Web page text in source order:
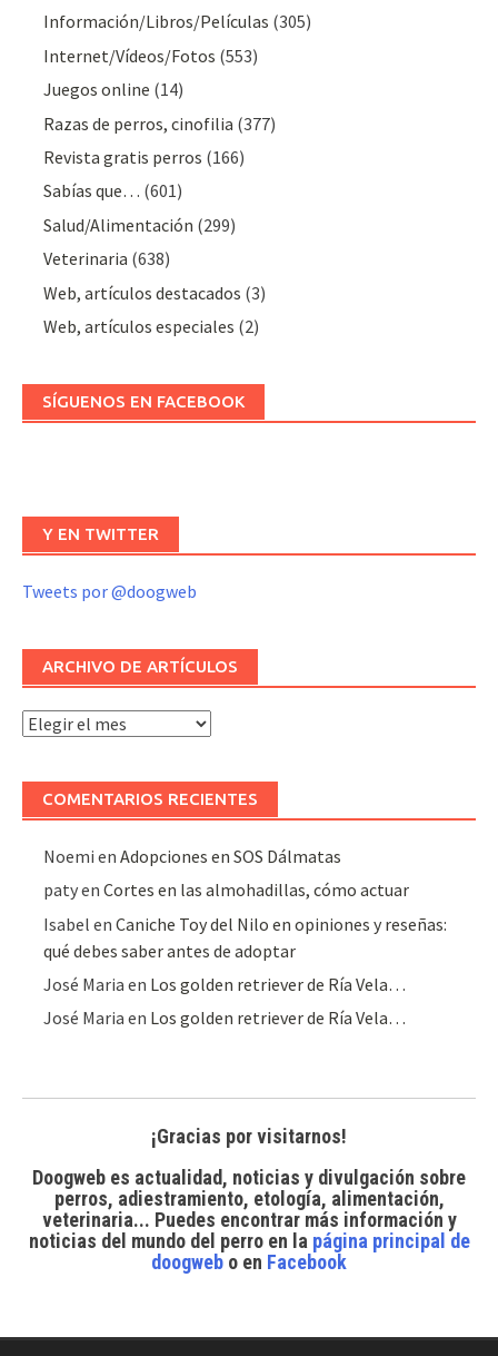
Información/Libros/Películas (305)
Internet/Vídeos/Fotos (553)
Juegos online (14)
Razas de perros, cinofilia (377)
Revista gratis perros (166)
Sabías que… (601)
Salud/Alimentación (299)
Veterinaria (638)
Web, artículos destacados (3)
Web, artículos especiales (2)
SÍGUENOS EN FACEBOOK
Y EN TWITTER
Tweets por @doogweb
ARCHIVO DE ARTÍCULOS
Archivo
COMENTARIOS RECIENTES
Noemi enAdopciones en SOS Dálmatas
patyenCortes en las almohadillas, cómo actuar
Isabel enCaniche Toy del Nilo en opiniones y reseñas:
qué debes saber antes de adoptar
José Maria en Los golden retriever de Ría Vela…
José Maria en Los golden retriever de Ría Vela…
¡Gracias por visitarnos!
Doogweb es actualidad, noticias y divulgación sobre
perros, adiestramiento, etología, alimentación,
veterinaria... Puedes encontrar más información y
noticias del mundo del perroen la página principal de
doogweb o en Facebook